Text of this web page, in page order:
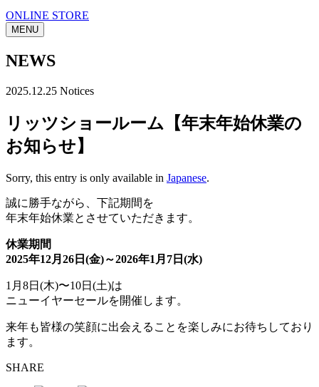
ONLINE STORE
MENU
NEWS
2025.12.25 Notices
リッツショールーム【年末年始休業の
お知らせ】
Sorry, this entry is only available in Japanese.
誠に勝手ながら、下記期間を
年末年始休業とさせていただきます。
休業期間
2025年12月26日(金)～2026年1月7日(水)
1月8日(木)〜10日(土)は
ニューイヤーセールを開催します。
来年も皆様の笑顔に出会えることを楽しみにお待ちしており
ます。
SHARE